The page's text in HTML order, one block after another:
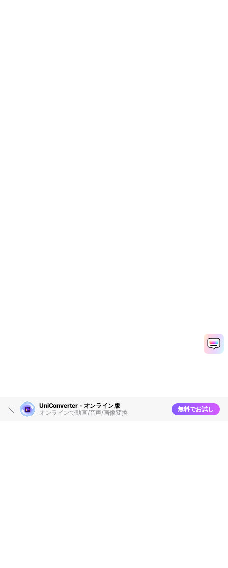
UniConverter - オンライン版
オンラインで動画/音声/画像変換
無料でお試し